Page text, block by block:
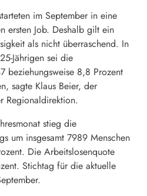
im September in eine
ersten Job. Deshalb gilt ein
als nicht überraschend. In
Jährigen sei die
beziehungsweise 8,8 Prozent
sagte Klaus Beier, der
Regionaldirektion.
stieg die
um insgesamt 7989 Menschen
Die Arbeitslosenquote
Stichtag für die aktuelle